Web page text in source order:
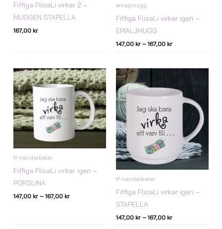
Fiffiga FlisaLi virkar 2 –
MUGGEN STAPELLA
167,00 kr
emaljmugg
Fiffiga FlisaLi virkar igen –
EMALJMUGG
147,00 kr – 167,00 kr
ff-handarbetar
Fiffiga FlisaLi virkar igen –
PORSLINA
147,00 kr – 167,00 kr
Prisintervall:
147,00 kr
till
167,00 kr
ff-handarbetar
Fiffiga FlisaLi virkar igen –
STAPELLA
147,00 kr – 167,00 kr
till
167,00 kr